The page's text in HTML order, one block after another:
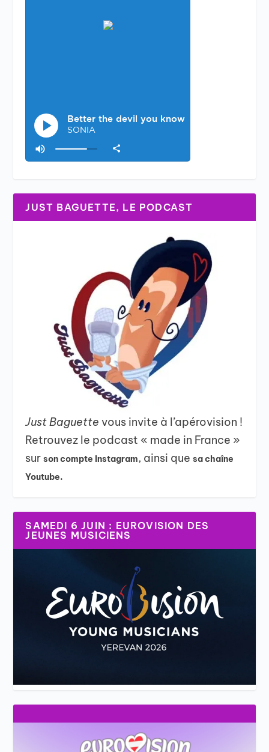
JUST BAGUETTE, LE PODCAST
Just Baguettevous invite à l’apérovision !
Retrouvez le podcast « made in France »
surson compte Instagram, ainsi quesa chaîne
Youtube.
SAMEDI 6 JUIN : EUROVISION DES
JEUNES MUSICIENS